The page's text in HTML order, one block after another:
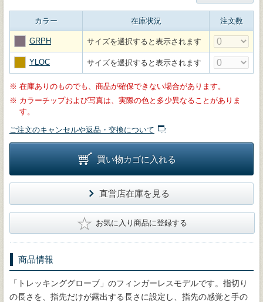
カラー 在庫状況 注文数
GRPH サイズを選択すると表示されます
YLOC サイズを選択すると表示されます
※ 在庫ありのものでも、商品が確保できない場合があります。
※ カラーチップおよび写真は、実際の色と多少異なることがありま
す。
ご注文のキャンセルや返品・交換について
買い物カゴに入れる
直営店在庫を見る
★ お気に入り商品に登録する
商品情報
「トレッキンググローブ」のフィンガーレスモデルです。指切り
の長さを、指先だけが露出する長さに設定し、指先の感覚と手の